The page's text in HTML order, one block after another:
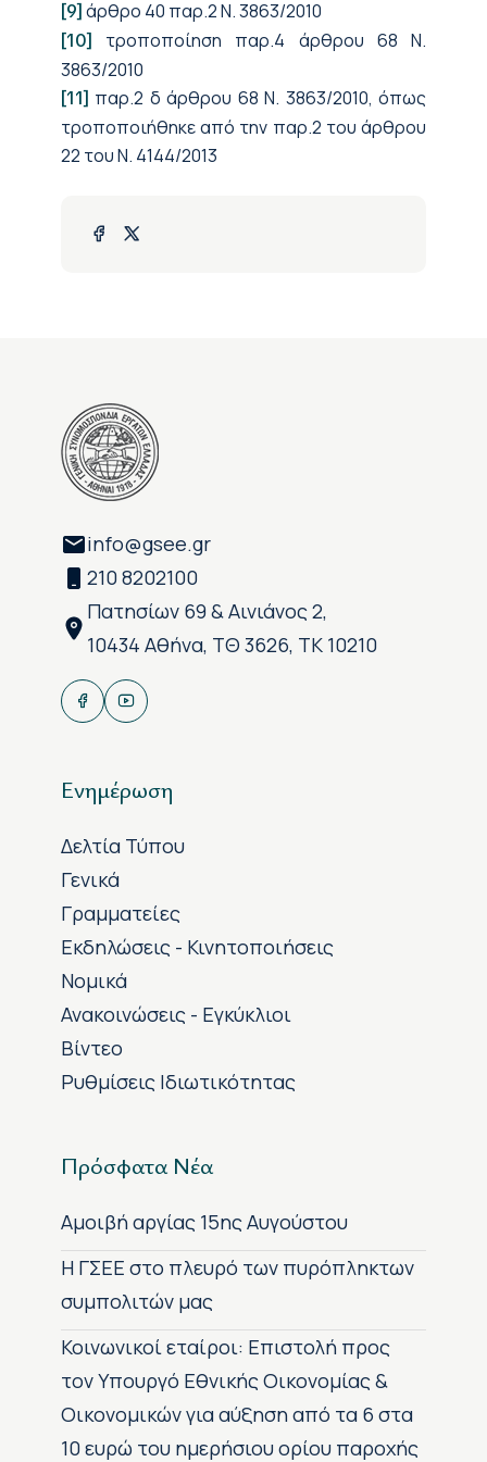
[9] άρθρο 40 παρ.2 Ν. 3863/2010
[10]
τροποποίηση παρ.4 άρθρου 68 Ν.
3863/2010
[11] παρ.2 δ άρθρου 68 Ν. 3863/2010, όπως
τροποποιήθηκε από την παρ.2 του άρθρου
22 του Ν. 4144/2013
info@gsee.gr
210 8202100
Πατησίων 69 & Αινιάνος 2,
10434 Αθήνα, ΤΘ 3626, ΤΚ 10210
Ενημέρωση
Δελτία Τύπου
Γενικά
Γραμματείες
Εκδηλώσεις - Κινητοποιήσεις
Νομικά
Ανακοινώσεις - Εγκύκλιοι
Βίντεο
Ρυθμίσεις Ιδιωτικότητας
Πρόσφατα Νέα
Αμοιβή αργίας 15ης Αυγούστου
H ΓΣΕΕ στο πλευρό των πυρόπληκτων
συμπολιτών μας
Κοινωνικοί εταίροι: Επιστολή προς
τον Υπουργό Εθνικής Οικονομίας &
Οικονομικών για αύξηση από τα 6 στα
10 ευρώ του ημερήσιου ορίου παροχής